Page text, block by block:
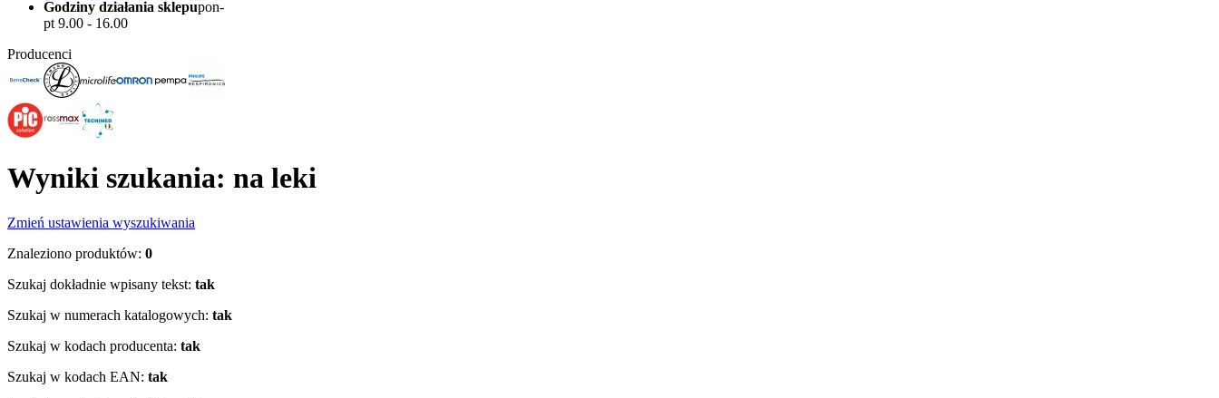
Godziny działania sklepupon-
pt 9.00 - 16.00
Producenci
Wyniki szukania: na leki
Zmień ustawienia wyszukiwania
Znaleziono produktów: 0
Szukaj dokładnie wpisany tekst: tak
Szukaj w numerach katalogowych: tak
Szukaj w kodach producenta: tak
Szukaj w kodach EAN: tak